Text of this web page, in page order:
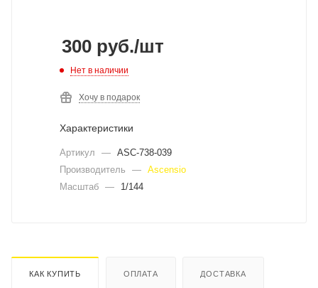
300 руб./шт
Нет в наличии
Хочу в подарок
Характеристики
Артикул — ASC-738-039
Производитель
— Ascensio
Масштаб — 1/144
КАК КУПИТЬ ОПЛАТА ДОСТАВКА